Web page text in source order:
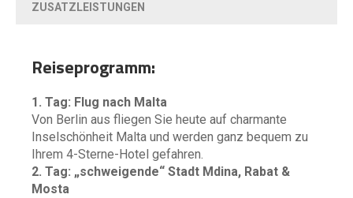
ZUSATZLEISTUNGEN
Reiseprogramm:
1. Tag: Flug nach Malta
Von Berlin aus fliegen Sie heute auf charmante
Inselschönheit Malta und werden ganz bequem zu
Ihrem 4-Sterne-Hotel gefahren.
2. Tag: „schweigende“ Stadt Mdina, Rabat &
Mosta